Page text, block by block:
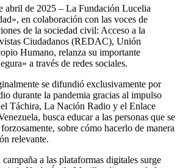
abril de 2025 – La Fundación Lucelia
en colaboración con las voces de
de la sociedad civil: Acceso a la
Ciudadanos (REDAC), Unión
Humano, relanza su importante
a través de redes sociales.
se difundió exclusivamente por
durante la pandemia gracias al impulso
Táchira, La Nación Radio y el Enlace
busca educar a las personas que se
sobre cómo hacerlo de manera
relevante.
a las plataformas digitales surge